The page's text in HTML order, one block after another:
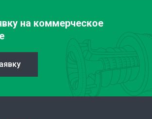
на коммерческое